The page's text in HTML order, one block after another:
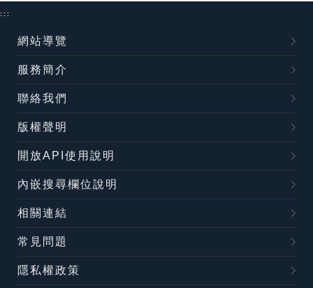
:::
網站導覽
服務簡介
聯絡我們
版權聲明
開放API使用說明
內嵌搜尋欄位說明
相關連結
常見問題
隱私權政策